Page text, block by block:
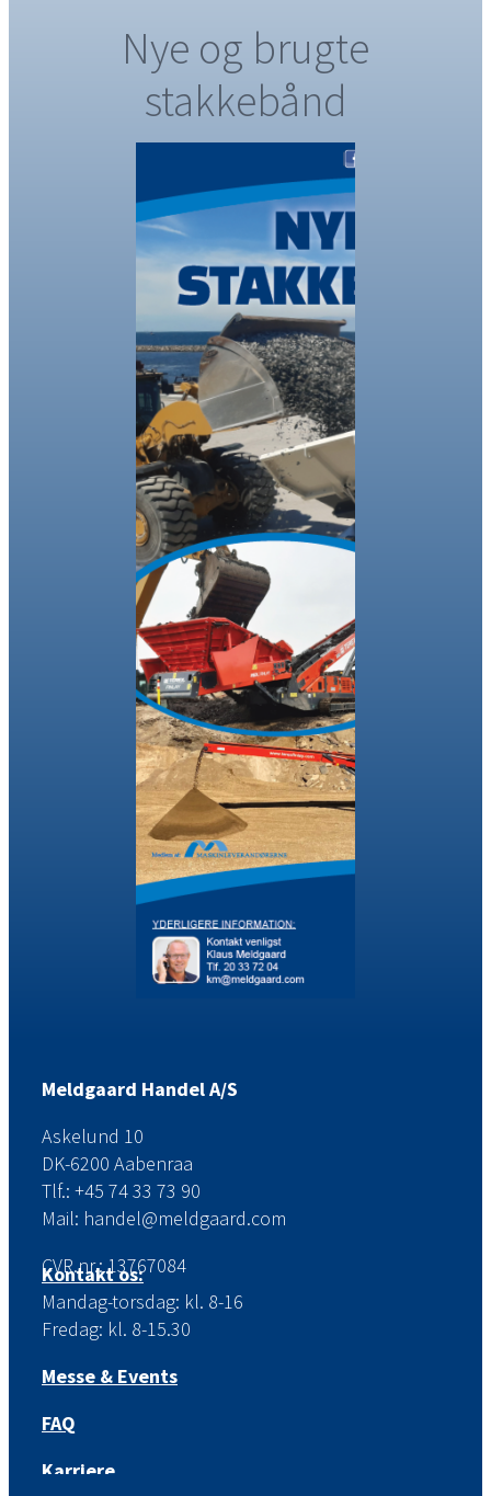
Nye og brugte
stakkebånd
Meldgaard Handel A/S
Askelund 10
DK-6200 Aabenraa
Tlf.: +45 74 33 73 90
Mail: handel@meldgaard.com
CVR.nr.: 13767084
Kontakt os:
Mandag-torsdag: kl. 8-16
Fredag: kl. 8-15.30
Messe & Events
FAQ
Karriere